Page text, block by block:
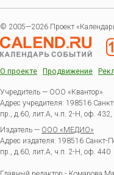
© 2005—2026 Проект
О проекте Продвижение
Учредитель — ООО «Квантор»
Адрес учредителя: 198516
пр., д.60, лит.А, ч.п. 2-Н, оф. 432,
Издатель — ООО «МЕДИО»
Адрес издателя: 198516 Санкт-
пр., д.60, лит.А, ч.п. 2-Н, оф. 440